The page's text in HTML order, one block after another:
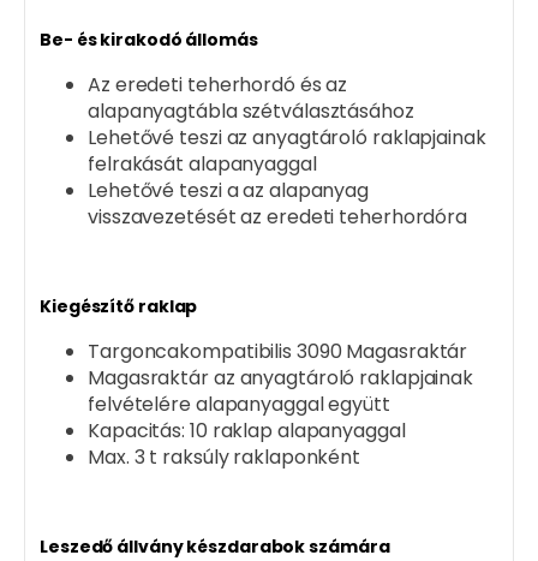
Be- és kirakodó állomás
Az eredeti teherhordó és az
alapanyagtábla szétválasztásához
Lehetővé teszi az anyagtároló raklapjainak
felrakását alapanyaggal
Lehetővé teszi a az alapanyag
visszavezetését az eredeti teherhordóra
Kiegészítő raklap
Targoncakompatibilis 3090 Magasraktár
Magasraktár az anyagtároló raklapjainak
felvételére alapanyaggal együtt
Kapacitás: 10 raklap alapanyaggal
Max. 3 t raksúly raklaponként
Leszedő állvány készdarabok számára